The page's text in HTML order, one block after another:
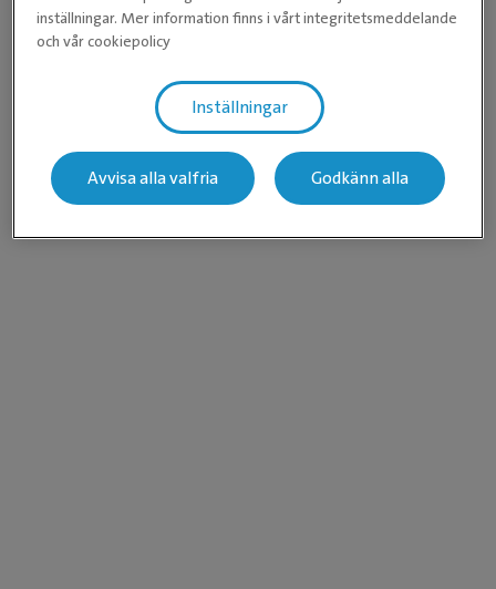
inställningar. Mer information finns i vårt integritetsmeddelande
och vår cookiepolicy
Inställningar
Avvisa alla valfria Godkänn alla